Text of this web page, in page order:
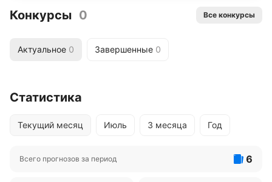
Конкурсы 0 Все конкурсы
Актуальное 0 Завершенные 0
Статистика
Текущий месяц Июль 3 месяца Год
Всего прогнозов за период 6